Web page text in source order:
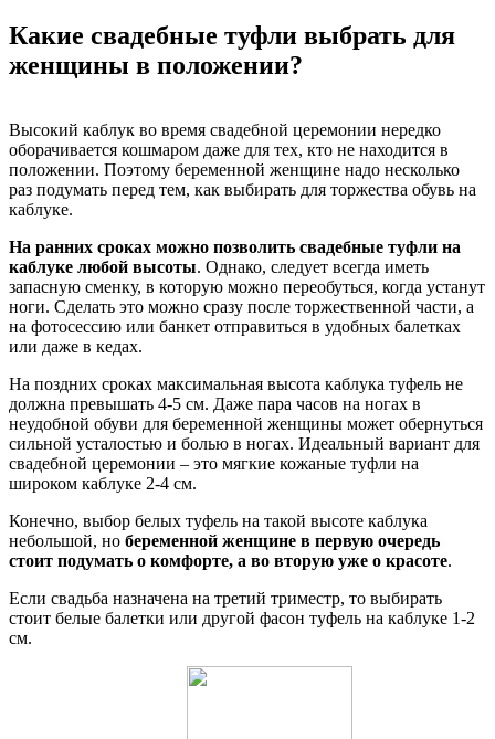
Какие свадебные туфли выбрать для
женщины в положении?
Высокий каблук во время свадебной церемонии нередко
оборачивается кошмаром даже для тех, кто не находится в
положении. Поэтому беременной женщине надо несколько
раз подумать перед тем, как выбирать для торжества обувь на
каблуке.
На ранних сроках можно позволить свадебные туфли на
каблуке любой высоты. Однако, следует всегда иметь
запасную сменку, в которую можно переобуться, когда устанут
ноги. Сделать это можно сразу после торжественной части, а
на фотосессию или банкет отправиться в удобных балетках
или даже в кедах.
На поздних сроках максимальная высота каблука туфель не
должна превышать 4-5 см. Даже пара часов на ногах в
неудобной обуви для беременной женщины может обернуться
сильной усталостью и болью в ногах. Идеальный вариант для
свадебной церемонии – это мягкие кожаные туфли на
широком каблуке 2-4 см.
Конечно, выбор белых туфель на такой высоте каблука
небольшой, но беременной женщине в первую очередь
стоит подумать о комфорте, а во вторую уже о красоте.
Если свадьба назначена на третий триместр, то выбирать
стоит белые балетки или другой фасон туфель на каблуке 1-2
см.